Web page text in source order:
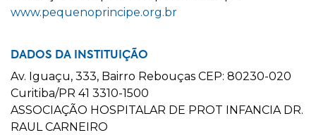
www.pequenoprincipe.org.br
DADOS DA INSTITUIÇÃO
Av. Iguaçu, 333, Bairro Rebouças CEP: 80230-020
Curitiba/PR 41 3310-1500
ASSOCIAÇÃO HOSPITALAR DE PROT INFANCIA DR.
RAUL CARNEIRO